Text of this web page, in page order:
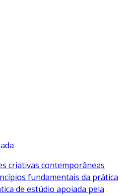
criativas contemporâneas
fundamentais da prática
de estúdio apoiada pela